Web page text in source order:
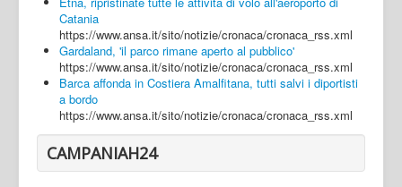
Catania
https://www.ansa.it/sito/notizie/cronaca/cronaca_rss.xml
Gardaland, 'il parco rimane aperto al pubblico'
https://www.ansa.it/sito/notizie/cronaca/cronaca_rss.xml
Barca affonda in Costiera Amalfitana, tutti salvi i diportisti
a bordo
https://www.ansa.it/sito/notizie/cronaca/cronaca_rss.xml
CAMPANIAH24